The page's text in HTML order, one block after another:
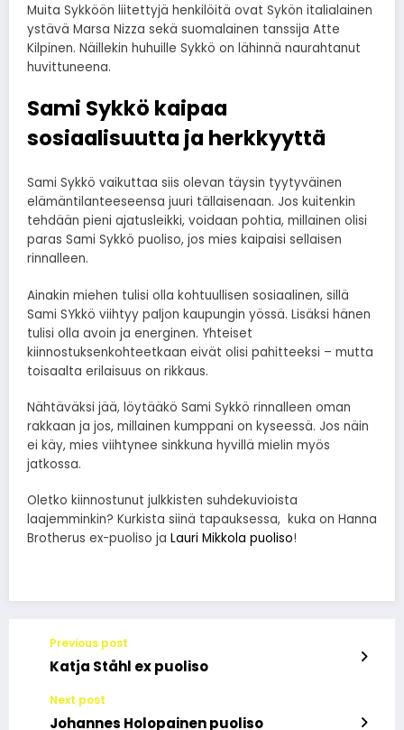
Muita Sykköön liitettyjä henkilöitä ovat Sykön italialainen
ystävä Marsa Nizza sekä suomalainen tanssija Atte
Kilpinen. Näillekin huhuille Sykkö on lähinnä naurahtanut
huvittuneena.
Sami Sykkö kaipaa
sosiaalisuutta ja herkkyyttä
Sami Sykkö vaikuttaa siis olevan täysin tyytyväinen
elämäntilanteeseensa juuri tällaisenaan. Jos kuitenkin
tehdään pieni ajatusleikki, voidaan pohtia, millainen olisi
paras Sami Sykkö puoliso, jos mies kaipaisi sellaisen
rinnalleen.
Ainakin miehen tulisi olla kohtuullisen sosiaalinen, sillä
Sami SYkkö viihtyy paljon kaupungin yössä. Lisäksi hänen
tulisi olla avoin ja energinen. Yhteiset
kiinnostuksenkohteetkaan eivät olisi pahitteeksi – mutta
toisaalta erilaisuus on rikkaus.
Nähtäväksi jää, löytääkö Sami Sykkö rinnalleen oman
rakkaan ja jos, millainen kumppani on kyseessä. Jos näin
ei käy, mies viihtynee sinkkuna hyvillä mielin myös
jatkossa.
Oletko kiinnostunut julkkisten suhdekuvioista
laajemminkin? Kurkista siinä tapauksessa, kuka on Hanna
Brotherus ex-puoliso ja Lauri Mikkola puoliso!
Previous post
Katja Ståhl ex puoliso
Next post
Johannes Holopainen puoliso